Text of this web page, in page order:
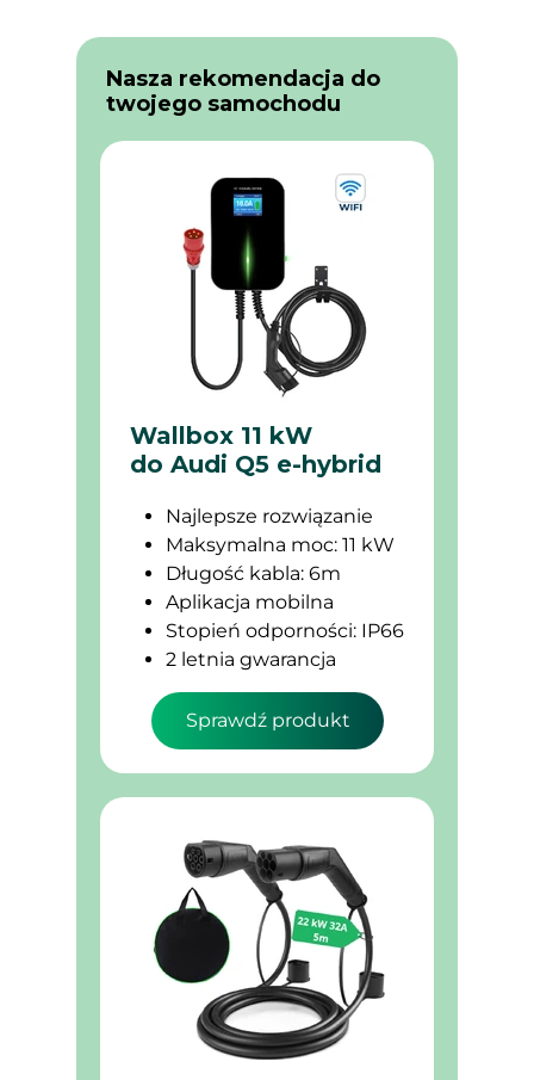
Sprawdź produkt
Wallbox 11 kW
do Audi Q5 e-hybrid
Najlepsze rozwiązanie
Maksymalna moc: 11 kW
Długość kabla: 6m
Aplikacja mobilna
Stopień odporności: IP66
2 letnia gwarancja
Nasza rekomendacja do
twojego samochodu